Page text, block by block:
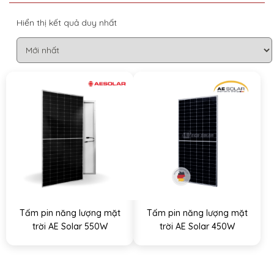
Hiển thị kết quả duy nhất
Tấm pin năng lượng mặt
trời AE Solar 550W
Tấm pin năng lượng mặt
trời AE Solar 450W